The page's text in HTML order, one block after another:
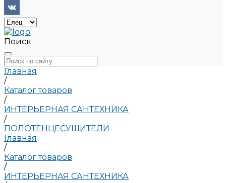
Поиск
Главная
/
Каталог товаров
/
ИНТЕРЬЕРНАЯ САНТЕХНИКА
/
ПОЛОТЕНЦЕСУШИТЕЛИ
Главная
/
Каталог товаров
/
ИНТЕРЬЕРНАЯ САНТЕХНИКА